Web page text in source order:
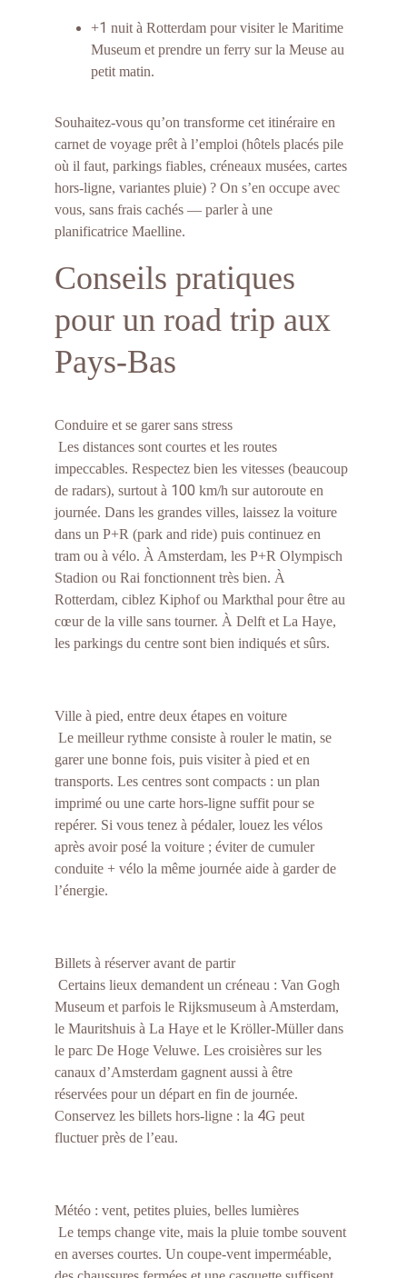
+1 nuit à Rotterdam pour visiter le Maritime
Museum et prendre un ferry sur la Meuse au
petit matin.
Souhaitez-vous qu’on transforme cet itinéraire en
carnet de voyage prêt à l’emploi (hôtels placés pile
où il faut, parkings fiables, créneaux musées, cartes
hors-ligne, variantes pluie) ? On s’en occupe avec
vous, sans frais cachés — parler à une
planificatrice Maelline.
Conseils pratiques
pour un road trip aux
Pays-Bas
Conduire et se garer sans stress
impeccables. Respectez bien les vitesses (beaucoup
de radars), surtout à 100 km/h sur autoroute en
journée. Dans les grandes villes, laissez la voiture
dans un P+R (park and ride) puis continuez en
tram ou à vélo. À Amsterdam, les P+R Olympisch
Stadion ou Rai fonctionnent très bien. À
Rotterdam, ciblez Kiphof ou Markthal pour être au
cœur de la ville sans tourner. À Delft et La Haye,
les parkings du centre sont bien indiqués et sûrs.
Ville à pied, entre deux étapes en voiture
garer une bonne fois, puis visiter à pied et en
transports. Les centres sont compacts : un plan
imprimé ou une carte hors-ligne suffit pour se
repérer. Si vous tenez à pédaler, louez les vélos
après avoir posé la voiture ; éviter de cumuler
conduite + vélo la même journée aide à garder de
l’énergie.
Billets à réserver avant de partir
Museum et parfois le Rijksmuseum à Amsterdam,
le Mauritshuis à La Haye et le Kröller-Müller dans
le parc De Hoge Veluwe. Les croisières sur les
canaux d’Amsterdam gagnent aussi à être
réservées pour un départ en fin de journée.
Conservez les billets hors-ligne : la 4G peut
fluctuer près de l’eau.
Météo : vent, petites pluies, belles lumières
en averses courtes. Un coupe-vent imperméable,